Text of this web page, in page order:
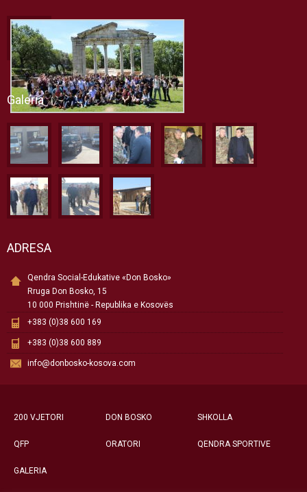
Galeria
ADRESA
Qendra Social-Edukative «Don Bosko»
Rruga Don Bosko, 15
10 000 Prishtinë - Republika e Kosovës
+383 (0)38 600 169
+383 (0)38 600 889
info@donbosko-kosova.com
200 VJETORI DON BOSKO SHKOLLA
QFP ORATORI QENDRA SPORTIVE
GALERIA